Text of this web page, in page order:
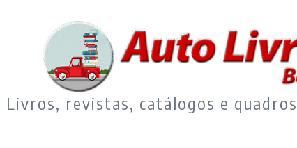
Livros, revistas, catálogos e